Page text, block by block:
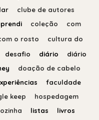
clube de autores
coleção
com
o rosto
cultura do
desafio diário
diário
doação de cabelo
faculdade
keep
hospedagem
listas
livros